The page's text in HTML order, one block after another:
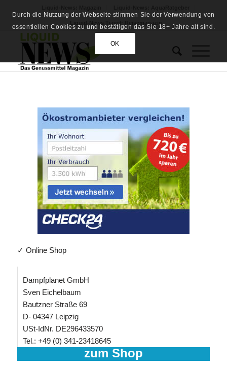
✓ Online Shop
Dampfplanet GmbH
Sven Eichelbaum
Bautzner Straße 69
D- 04347 Leipzig
USt-IdNr. DE296433570
Tel.: +49 (0) 341-23418645
zum Shop
Durch die Nutzung der Webseite stimmen Sie der Verwendung von
essentiellen Cookies zu und bestätigen das Sie 18+ Jahre alt sind.
OK